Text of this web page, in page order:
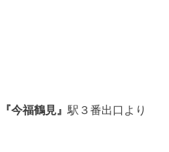
『今福鶴見』駅３番出口より